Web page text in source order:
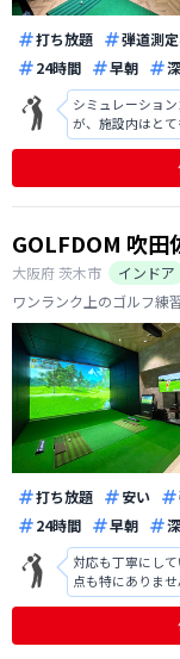
打ち放題 弾道測
24時間
早朝
シミュレーショ
が、施設内はと
たですが、もう
ら60分で退店と
さそうに見えた
GOLFDOM 吹田
大阪府 茨木市
インドア
ワンランク上のゴルフ練
打ち放題 安い
24時間
早朝
対応も丁寧にし
点も特にありま
してほしいです
メーカー（ソフ
と、実際に契約